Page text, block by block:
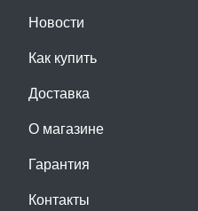
Новости
Как купить
Доставка
О магазине
Гарантия
Контакты